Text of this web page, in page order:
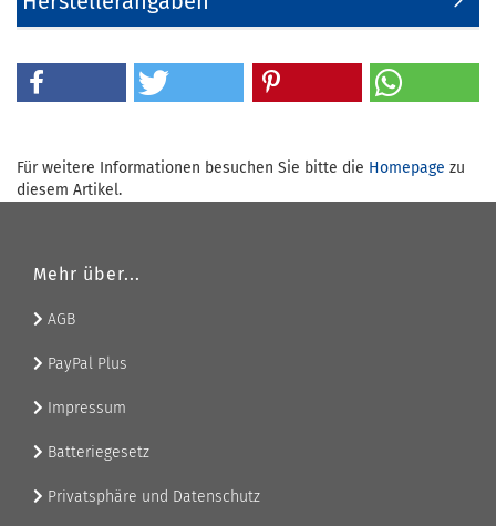
Für weitere Informationen besuchen Sie bitte die Homepage zu
diesem Artikel.
Mehr über...
AGB
PayPal Plus
Impressum
Batteriegesetz
Privatsphäre und Datenschutz